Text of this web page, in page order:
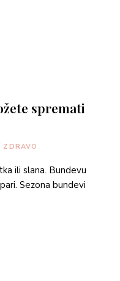
spremati
ZDRAVO
ili slana. Bundevu
Sezona bundevi